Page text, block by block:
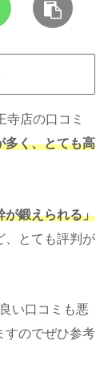
寺店の口コミ
多く、とても高
が鍛えられる」
、とても評判が
い口コミも悪
すのでぜひ参考